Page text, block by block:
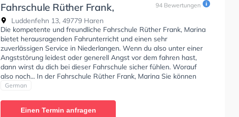
Fahrschule Rüther Frank,
Marina
Luddenfehn 13, 49779 Haren
94 Bewertungen
Die kompetente und freundliche Fahrschule Rüther Frank, Marina
bietet herausragenden Fahrunterricht und einen sehr
zuverlässigen Service in Niederlangen. Wenn du also unter einer
Angststörung leidest oder generell Angst vor dem fahren hast,
dann wirst du dich bei dieser Fahrschule sicher fühlen. Worauf
also noch... In der Fahrschule Rüther Frank, Marina Sie können
einen Termin online anfragen.
German
Einen Termin anfragen